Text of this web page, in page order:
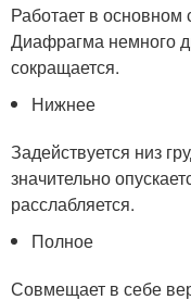
Работает в основном
Диафрагма немного
сокращается.
Нижнее
Задействуется низ
значительно
расслабляется.
Полное
Совмещает в себе